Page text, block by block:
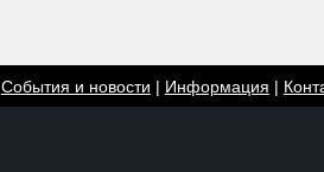
События и новости | Информация |